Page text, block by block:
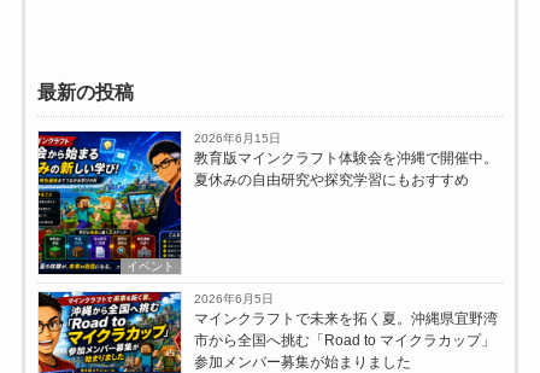
最新の投稿
イベント
2026年6月15日
教育版マインクラフト体験会を沖縄で開催中。
夏休みの自由研究や探究学習にもおすすめ
2026年6月5日
マインクラフトで未来を拓く夏。沖縄県宜野湾
市から全国へ挑む「Road to マイクラカップ」
参加メンバー募集が始まりました